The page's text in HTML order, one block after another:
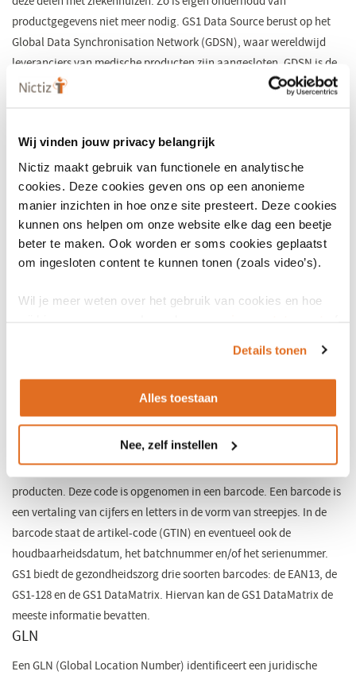
Wij vinden jouw privacy belangrijk
Nictiz maakt gebruik van functionele en analytische
cookies. Deze cookies geven ons op een anonieme
manier inzichten in hoe onze site presteert. Deze cookies
kunnen ons helpen om onze website elke dag een beetje
beter te maken. Ook worden er soms cookies geplaatst
om ingesloten content te kunnen tonen (zoals video’s).
Wil je meer weten over het gebruik van cookies en hoe
Details tonen
Alles toestaan
Nee, zelf instellen
productgegevens niet meer nodig. GS1 Data Source berust op het
Global Data Synchronisation Network (GDSN), waar wereldwijd
leveranciers van medische producten zijn aangesloten. GDSN is de
standaard voor data-uitwisseling die bestaande systemen voorziet
GS1 EDI
De standaard voor het elektronisch uitwisselen van handels- en
productinformatie. Dit zijn afspraken over elektronische
communicatie tussen fabrikanten, afnemers en logistieke
dienstverleners. Voor de zorg heeft GS1 de volgende berichten
beschikbaar:, order en orderbevestiging, elektronische pakbon en
<< GS1 helpt u voldoen aan wetgeving voor Unique Device
data-uitwisseling>>​
GTIN
GTIN ( Global Trade Item Number), de bekendste standaard van
producten. Deze code is opgenomen in een barcode. Een barcode is
een vertaling van cijfers en letters in de vorm van streepjes. In de
barcode staat de artikel-code (GTIN) en eventueel ook de
houdbaarheidsdatum, het batchnummer en/of het serienummer.
GS1 biedt de gezondheidszorg drie soorten barcodes: de EAN13, de
GS1-128 en de GS1 DataMatrix. Hiervan kan de GS1 DataMatrix de
meeste informatie bevatten. ​​
GLN
Een GLN (Global Location Number) identificeert een juridische